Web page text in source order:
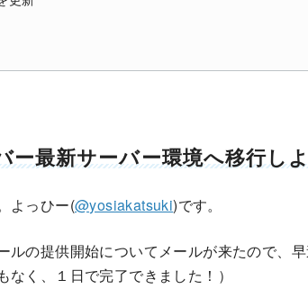
ー最新サーバー環境へ移行し
よっひー(@yosiakatsuki)です。
ルの提供開始についてメールが来たので、
なく、１日で完了できました！）